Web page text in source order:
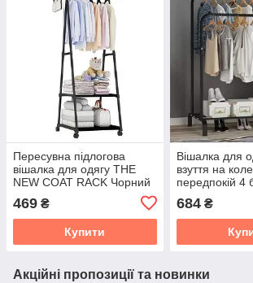
Пересувна підлогова
вішалка для одягу THE
NEW COAT RACK Чорний
469 ₴
Купити
Вішалка для
взуття на
передпокій 4
684₴
Акційні пропозиції та новинки